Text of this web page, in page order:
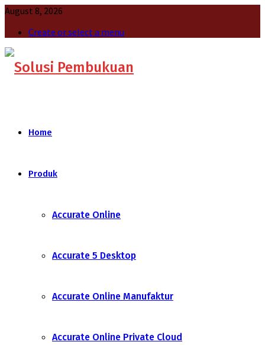
August 8, 2026
Create or select a menu
Home
Produk
Accurate Online
Accurate 5 Desktop
Accurate Online Manufaktur
Accurate Online Private Cloud